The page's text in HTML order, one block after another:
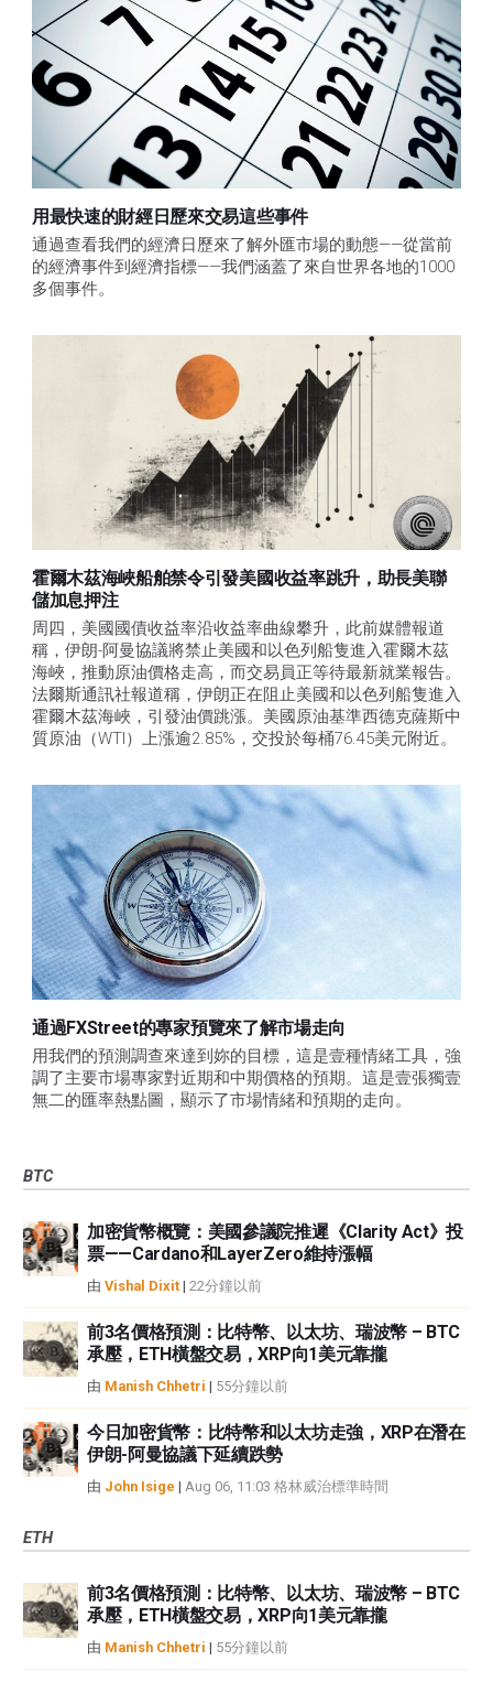
用最快速的財經日歷來交易這些事件
通過查看我們的經濟日歷來了解外匯市場的動態——從當前
的經濟事件到經濟指標——我們涵蓋了來自世界各地的1000
多個事件。
霍爾木茲海峽船舶禁令引發美國收益率跳升，助長美聯
儲加息押注
周四，美國國債收益率沿收益率曲線攀升，此前媒體報道
稱，伊朗-阿曼協議將禁止美國和以色列船隻進入霍爾木茲
海峽，推動原油價格走高，而交易員正等待最新就業報告。
法爾斯通訊社報道稱，伊朗正在阻止美國和以色列船隻進入
霍爾木茲海峽，引發油價跳漲。美國原油基準西德克薩斯中
質原油（WTI）上漲逾2.85%，交投於每桶76.45美元附近。
通過FXStreet的專家預覽來了解市場走向
用我們的預測調查來達到妳的目標，這是壹種情緒工具，強
調了主要市場專家對近期和中期價格的預期。這是壹張獨壹
無二的匯率熱點圖，顯示了市場情緒和預期的走向。
BTC
加密貨幣概覽：美國參議院推遲《Clarity Act》投
票——Cardano和LayerZero維持漲幅
由 Vishal Dixit | 22分鐘以前
前3名價格預測：比特幣、以太坊、瑞波幣 – BTC
承壓，ETH橫盤交易，XRP向1美元靠攏
由 Manish Chhetri | 55分鐘以前
今日加密貨幣：比特幣和以太坊走強，XRP在潛在
伊朗-阿曼協議下延續跌勢
由 John Isige | Aug 06, 11:03 格林威治標準時間
ETH
前3名價格預測：比特幣、以太坊、瑞波幣 – BTC
承壓，ETH橫盤交易，XRP向1美元靠攏
由 Manish Chhetri | 55分鐘以前